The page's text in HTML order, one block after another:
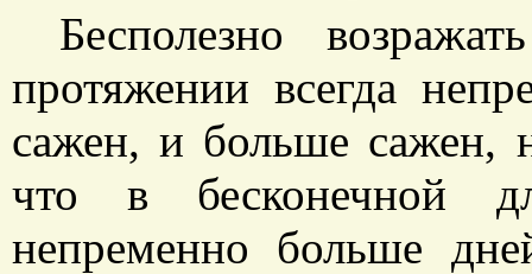
Бесполезно
протяжении всегда
сажен, и больше сажен,
что в бесконечной
непременно больше